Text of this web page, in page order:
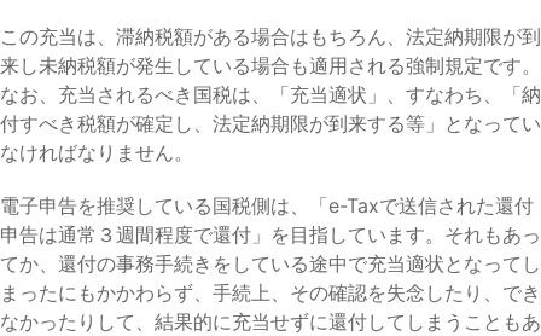
この充当は、滞納税額がある場合はもちろん、法定納期限が到
来し未納税額が発生している場合も適用される強制規定です。
なお、充当されるべき国税は、「充当適状」、すなわち、「納
付すべき税額が確定し、法定納期限が到来する等」となってい
なければなりません。
電子申告を推奨している国税側は、「e-Taxで送信された還付
申告は通常３週間程度で還付」を目指しています。それもあっ
てか、還付の事務手続きをしている途中で充当適状となってし
まったにもかかわらず、手続上、その確認を失念したり、でき
なかったりして、結果的に充当せずに還付してしまうこともあ